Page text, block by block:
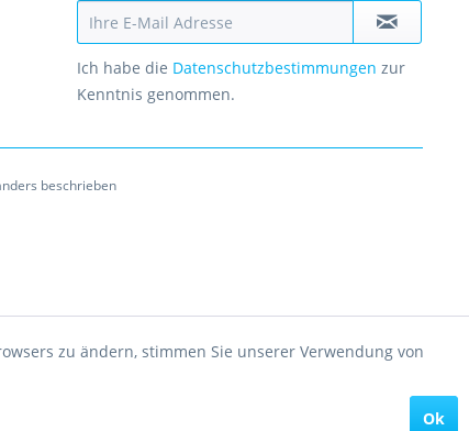
Ich habe die Datenschutzbestimmungen zur
Kenntnis genommen.
beschrieben
zu ändern, stimmen Sie unserer Verwendung von
Ok